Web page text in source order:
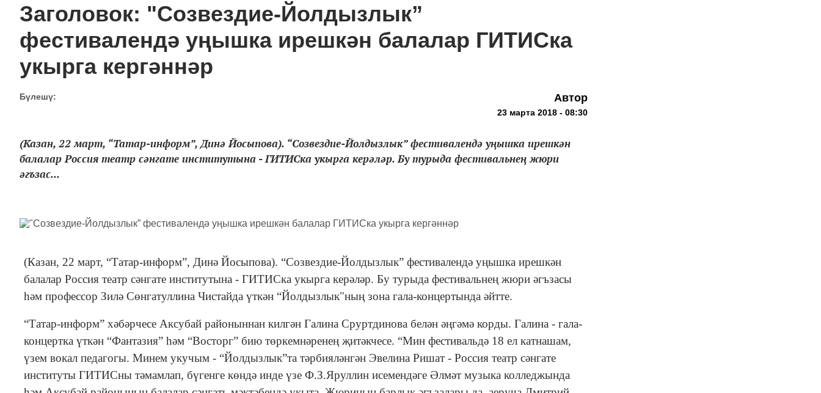
Заголовок: "Созвездие-Йолдызлык”
фестивалендә уңышка ирешкән балалар ГИТИСка
укырга кергәннәр
Бүлешү: Автор
23 марта 2018 - 08:30
(Казан, 22 март, “Татар-информ”, Динә Йосыпова). “Созвездие-Йолдызлык” фестивалендә уңышка ирешкән
балалар Россия театр сәнгате институтына - ГИТИСка укырга керәләр. Бу турыда фестивальнең жюри
әгъзас...
(Казан, 22 март, “Татар-информ”, Динә Йосыпова). “Созвездие-Йолдызлык” фестивалендә уңышка ирешкән
балалар Россия театр сәнгате институтына - ГИТИСка укырга керәләр. Бу турыда фестивальнең жюри әгъзасы
һәм профессор Зилә Сөнгатуллина Чистайда үткән “Йолдызлык"ның зона гала-концертында әйтте.
“Татар-информ” хәбәрчесе Аксубай районыннан килгән Галина Сруртдинова белән әңгәмә корды. Галина - гала-
концертка үткән “Фантазия” һәм “Восторг” бию төркемнәренең җитәкчесе. “Мин фестивальдә 18 ел катнашам,
үзем вокал педагогы. Минем укучым - “Йолдызлык”та тәрбияләнгән Эвелина Ришат - Россия театр сәнгате
институты ГИТИСны тәмамлап, бүгенге көндә инде үзе Ф.З.Яруллин исемендәге Әлмәт музыка колледжында